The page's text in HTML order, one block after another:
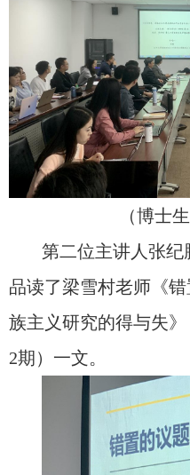
（博士
第二位主讲人张
品读了梁雪村老师《
族主义研究的得与失》
2期）一文。